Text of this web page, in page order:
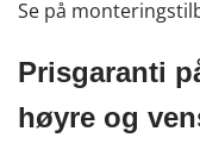
Se på
Prisgaranti
høyre og